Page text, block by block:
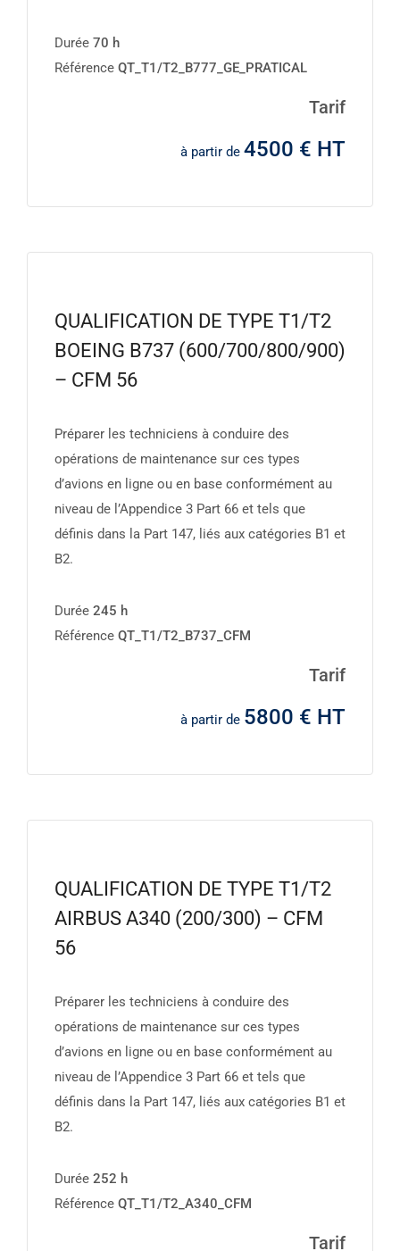
Durée 70 h
Référence QT_T1/T2_B777_GE_PRATICAL
Tarif
à partir de 4500 € HT
QUALIFICATION DE TYPE T1/T2
BOEING B737 (600/700/800/900)
– CFM 56
Préparer les techniciens à conduire des
opérations de maintenance sur ces types
d’avions en ligne ou en base conformément au
niveau de l’Appendice 3 Part 66 et tels que
définis dans la Part 147, liés aux catégories B1 et
B2.
Durée 245 h
Référence QT_T1/T2_B737_CFM
Tarif
à partir de 5800 € HT
QUALIFICATION DE TYPE T1/T2
AIRBUS A340 (200/300) – CFM
56
Préparer les techniciens à conduire des
opérations de maintenance sur ces types
d’avions en ligne ou en base conformément au
niveau de l’Appendice 3 Part 66 et tels que
définis dans la Part 147, liés aux catégories B1 et
B2.
Durée 252 h
Référence QT_T1/T2_A340_CFM
Tarif